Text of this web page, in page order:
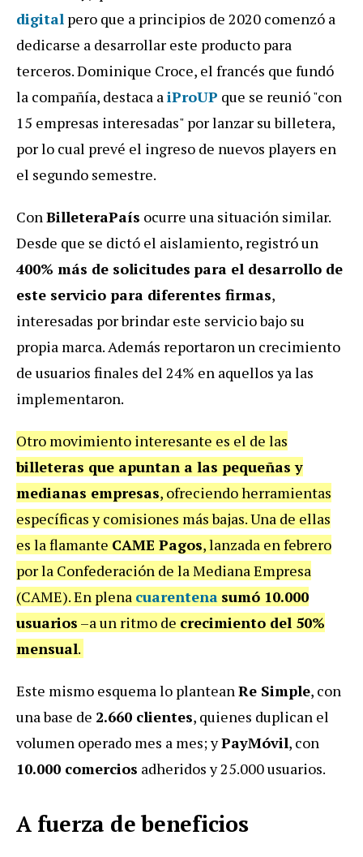
digital pero que a principios de 2020 comenzó a
dedicarse a desarrollar este producto para
terceros. Dominique Croce, el francés que fundó
la compañía, destaca aiProUP que se reunió "con
15 empresas interesadas" por lanzar su billetera,
por lo cual prevé el ingreso de nuevos players en
el segundo semestre.
ConBilleteraPaís ocurre una situación similar.
Desde que se dictó el aislamiento, registró un
400% más de solicitudes para el desarrollo de
este servicio para diferentes firmas,
interesadas por brindar este servicio bajo su
propia marca. Además reportaron un crecimiento
de usuarios finales del 24% en aquellos ya las
implementaron.
Otro movimiento interesante es el de las
billeteras que apuntan a las pequeñas y
medianas empresas, ofreciendo herramientas
específicas y comisiones más bajas. Una de ellas
es la flamante CAME Pagos, lanzada en febrero
por la Confederación de la Mediana Empresa
(CAME). En plena cuarentena sumó 10.000
usuarios –a un ritmo de crecimiento del 50%
mensual.
Este mismo esquema lo planteanRe Simple, con
una base de 2.660 clientes, quienes duplican el
volumen operado mes a mes; yPayMóvil, con
10.000 comercios adheridos y 25.000 usuarios.
A fuerza de beneficios